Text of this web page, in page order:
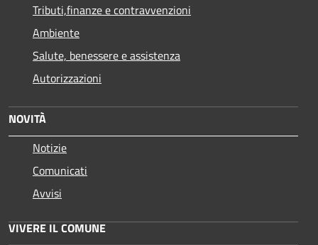
Tributi,finanze e contravvenzioni
Ambiente
Salute, benessere e assistenza
Autorizzazioni
NOVITÀ
Notizie
Comunicati
Avvisi
VIVERE IL COMUNE